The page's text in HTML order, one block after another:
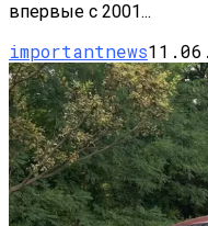
впервые с 2001...
importantnews